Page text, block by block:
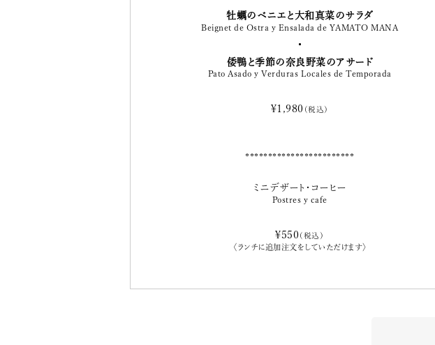
牡蠣のベニエと大和真菜のサラダ
Beignet de Ostra y Ensalada de YAMATO MANA
倭鴨と季節の奈良野菜のアサード
Pato Asado y Verduras Locales de Temporada
¥1,980 （税込）
ミニデザート・コーヒー
Postres y cafe
¥550 （税込）
〈ランチに追加注文をしていただけます〉